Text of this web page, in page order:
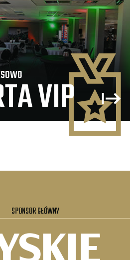
VIP
SPONSOR GŁÓWNY